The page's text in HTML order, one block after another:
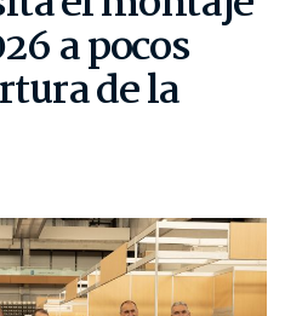
a pocos
de la